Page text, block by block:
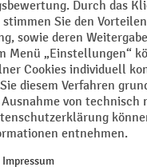
Datenschutz
Privacy Settings
Mehrwertsteuer zzgl.
nicht anders angegeben.
der Vorrat reicht. Der Rabatt
möglich. | ² Der Rabatt wird